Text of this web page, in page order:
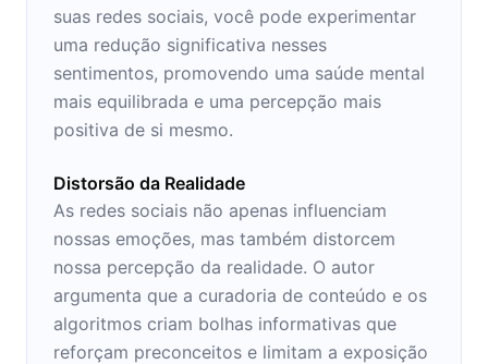
suas redes sociais, você pode experimentar
uma redução significativa nesses
sentimentos, promovendo uma saúde mental
mais equilibrada e uma percepção mais
positiva de si mesmo.
Distorsão da Realidade
As redes sociais não apenas influenciam
nossas emoções, mas também distorcem
nossa percepção da realidade. O autor
argumenta que a curadoria de conteúdo e os
algoritmos criam bolhas informativas que
reforçam preconceitos e limitam a exposição